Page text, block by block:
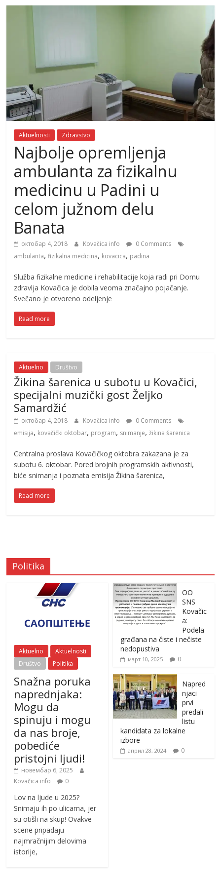
Aktuelnosti Zdravstvo
Najbolje opremljenja
ambulanta za fizikalnu
medicinu u Padini u
celom južnom delu
Banata
октобар 4, 2018 Kovačica info
0 Comments
ambulanta,fizikalna medicina, kovacica, padina
Služba fizikalne medicine i rehabilitacije koja radi pri Domu
zdravlja Kovačica je dobila veoma značajno pojačanje.
Svečano je otvoreno odeljenje
Read more
Aktuelno Društvo
Žikina šarenica u subotu u Kovačici,
specijalni muzički gost Željko
Samardžić
октобар 4, 2018 Kovačica info
0 Comments
emisija, kovačički oktobar, program, snimanje,žikina šarenica
Centralna proslava Kovačičkog oktobra zakazana je za
subotu 6. oktobar. Pored brojnih programskih aktivnosti,
biće snimanja i poznata emisija Žikina šarenica,
Read more
Politika
Aktuelno
Aktuelnosti
Društvo
Politika
Snažna poruka
naprednjaka:
Mogu da
spinuju i mogu
da nas broje,
pobediće
pristojni ljudi!
новембар 6, 2025
Kovačica info
0
Lov na ljude u 2025?
Snimaju ih po ulicama, jer
su otišli na skup! Ovakve
scene pripadaju
najmračnijim delovima
istorije,
OO
SNS
Kovačic
a:
Podela
građana na čiste i nečiste
nedopustiva
март 10, 2025 0
Napred
njaci
prvi
predali
listu
kandidata za lokalne
izbore
април 28, 2024 0